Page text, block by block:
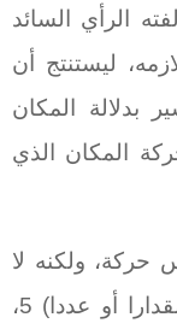
الرأي السائد
ليستنتج أن
بدلالة المكان
المكان الذي
ولكنه لا
يقوم الا بدلالة الحركة التي تتضمن مقدارا أو عددا) 5،